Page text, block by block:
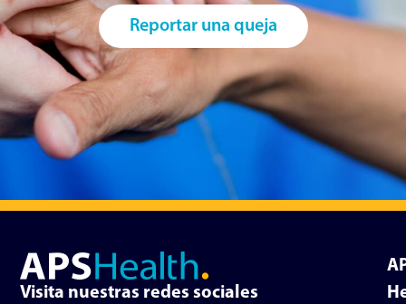
Reportar una queja
Visita nuestras redes sociales